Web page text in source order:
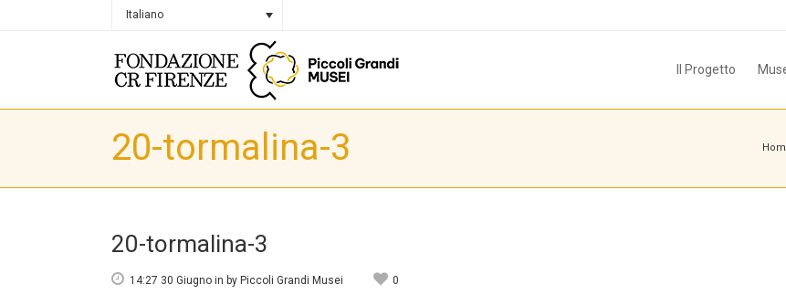
Italiano
Il Progetto
20-tormalina-3
20-tormalina-3
14:27 30 Giugno in by Piccoli Grandi Musei 0